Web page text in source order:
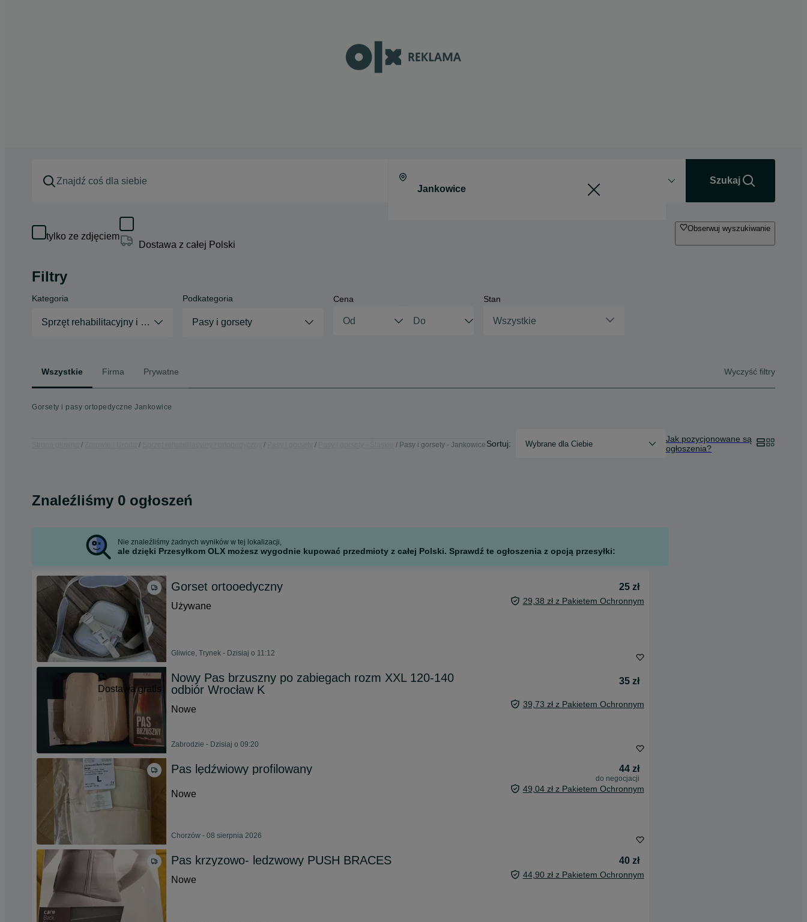
Szukaj
tylko ze zdjęciem
Dostawa z całej Polski
Obserwuj wyszukiwanie
Filtry
Kategoria
Sprzęt rehabilitacyjny i ortopedyczny
Podkategoria
Pasy i gorsety
Cena Stan
Wszystkie
Wszystkie Firma Prywatne Wyczyść filtry
Gorsety i pasy ortopedyczne Jankowice
Pasy i gorsety - Jankowice Sortuj: Wybrane dla Ciebie
Jak pozycjonowane są
ogłoszenia?
Znaleźliśmy 0 ogłoszeń
Nie znaleźliśmy żadnych wyników w tej lokalizacji,
ale dzięki Przesyłkom OLX możesz wygodnie kupować przedmioty z całej Polski. Sprawdź te ogłoszenia z opcją przesyłki:
Gorset ortooedyczny
25 zł
Używane
29,38 zł z Pakietem Ochronnym
Gliwice, Trynek - Dzisiaj o 11:12
Dostawa gratis
Nowy Pas brzuszny po zabiegach rozm XXL 120-140
odbiór Wrocław K
35 zł
Nowe 39,73 zł z Pakietem Ochronnym
Zabrodzie - Dzisiaj o 09:20
Pas lędźwiowy profilowany 44 zł
do negocjacji
Nowe 49,04 zł z Pakietem Ochronnym
Chorzów - 08 sierpnia 2026
Pas krzyzowo- ledzwowy PUSH BRACES
40 zł
Nowe
44,90 zł z Pakietem Ochronnym